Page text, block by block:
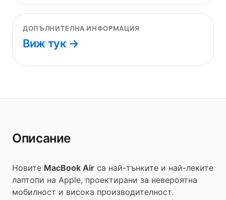
ДОПЪЛНИТЕЛНА ИНФОРМАЦИЯ
Виж тук →
Описание
Новите MacBook Air са най-тънките и най-леките
лаптопи на Apple, проектирани за невероятна
мобилност и висока производителност.